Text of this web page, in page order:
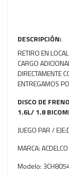
DESCRIPCIÓN:
RETIRO EN
CARGO
DIRECTAMENTE
ENTREGAMOS
DISCO DE
1.6L/ 1.8
JUEGO PAR /
MARCA: ACDELCO
Modelo: